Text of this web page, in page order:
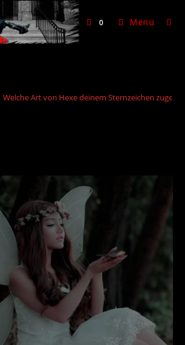
0 Menü
Welche Art von Hexe deinem Sternzeichen